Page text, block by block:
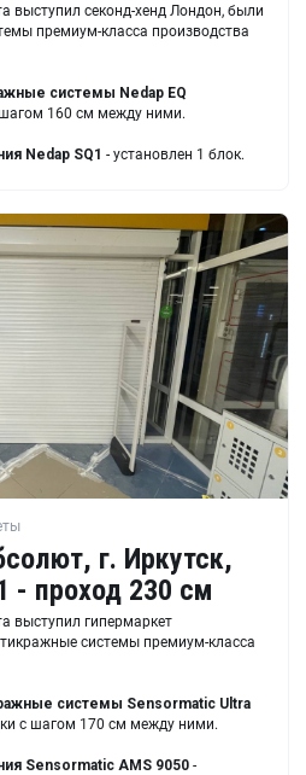
выступил секонд-хенд Лондон, были
премиум-класса производства
системы Nedap EQ
160 см между ними.
Nedap SQ1 - установлен 1 блок.
г. Иркутск,
- проход 230 см
выступил гипермаркет
системы премиум-класса
системы Sensormatic Ultra
с шагом 170 см между ними.
Sensormatic AMS 9050 -